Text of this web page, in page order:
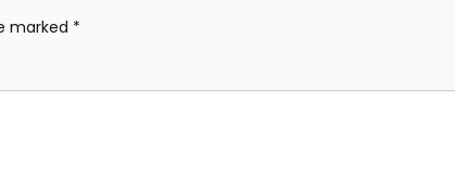
marked *